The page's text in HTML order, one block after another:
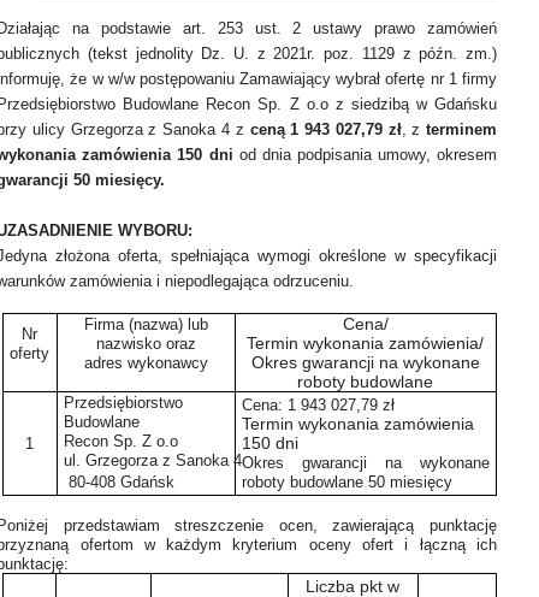
na podstawie art. 253 ust. 2 ustawy prawo zamówień
(tekst jednolity Dz. U. z 2021r. poz. 1129 z późn. zm.)
że w w/w postępowaniu Zamawiający wybrał ofertę nr 1 firmy
Budowlane Recon Sp. Z o.o z siedzibą w Gdańsku
ulicy Grzegorza z Sanoka 4 z ceną 1 943 027,79 zł, zterminem
zamówienia 150 dni od dnia podpisania umowy, okresem
50 miesięcy.
WYBORU:
złożona oferta, spełniająca wymogi określone w specyfikacji
zamówienia i niepodlegająca odrzuceniu.
Nr
oferty
Firma (nazwa) lub
nazwisko oraz
adres wykonawcy
Cena/
Termin wykonania zamówienia/
Okres gwarancji na wykonane
roboty budowlane
1
Przedsiębiorstwo
Budowlane
Recon Sp. Z o.o
ul. Grzegorza z Sanoka 4
80-408 Gdańsk
Cena: 1 943 027,79 zł
Termin wykonania zamówienia
150 dni
Okres gwarancji na wykonane
roboty budowlane 50 miesięcy
przedstawiam streszczenie ocen, zawierającą punktację
ofertom w każdym kryterium oceny ofert i łączną ich
Liczba pkt w